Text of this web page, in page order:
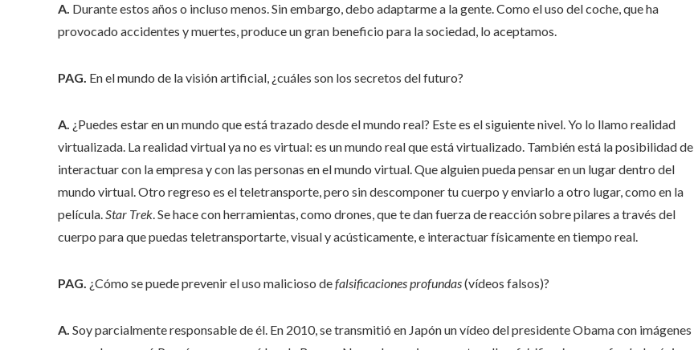
A. Durante estos años o incluso menos. Sin embargo, debo adaptarme a la gente. Como el uso del coche, que ha
provocado accidentes y muertes, produce un gran beneficio para la sociedad, lo aceptamos.
PAG. En el mundo de la visión artificial, ¿cuáles son los secretos del futuro?
A. ¿Puedes estar en un mundo que está trazado desde el mundo real? Este es el siguiente nivel. Yo lo llamo realidad
virtualizada. La realidad virtual ya no es virtual: es un mundo real que está virtualizado. También está la posibilidad de
interactuar con la empresa y con las personas en el mundo virtual. Que alguien pueda pensar en un lugar dentro del
mundo virtual. Otro regreso es el teletransporte, pero sin descomponer tu cuerpo y enviarlo a otro lugar, como en la
película.Star Trek. Se hace con herramientas, como drones, que te dan fuerza de reacción sobre pilares a través del
cuerpo para que puedas teletransportarte, visual y acústicamente, e interactuar físicamente en tiempo real.
PAG. ¿Cómo se puede prevenir el uso malicioso defalsificaciones profundas(vídeos falsos)?
A. Soy parcialmente responsable de él. En 2010, se transmitió en Japón un vídeo del presidente Obama con imágenes